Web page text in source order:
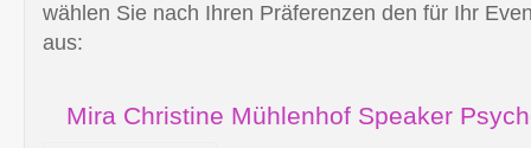
wählen Sie nach Ihren Präferenzen den für Ihr
aus:
Mira Christine Mühlenhof Speaker